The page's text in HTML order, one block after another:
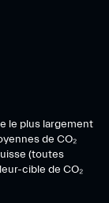
le plus largement
de CO₂
(toutes
cible de CO₂